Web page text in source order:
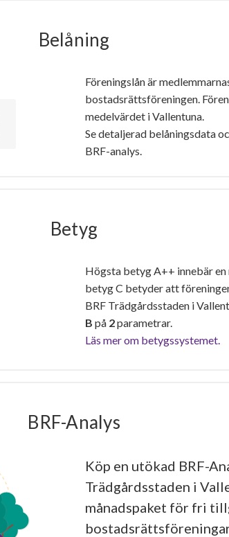
Belåning
Föreningslån är
bostadsrättsföreningen.
medelvärdet i Vallentuna.
Se detaljerad belåningsdata
BRF-analys.
Betyg
Högsta betyg A++ innebär
betyg C betyder att
BRF Trädgårdsstaden i
B på 2parametrar.
Läs mer om betygssystemet.
BRF-Analys
Köp en utökad BRF-
Trädgårdsstaden i
månadspaket för fri